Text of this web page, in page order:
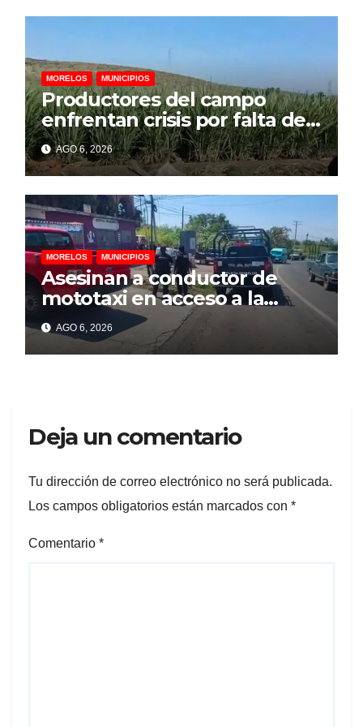
MORELOS MUNICIPIOS
Productores del campo
enfrentan crisis por falta de
financiamiento, advierte
representante cañero
AGO 6, 2026
MORELOS MUNICIPIOS
Asesinan a conductor de
mototaxi en acceso a la
colonia Cazahuates, en
Tlayacapan
AGO 6, 2026
Deja un comentario
Tu dirección de correo electrónico no será publicada.
Los campos obligatorios están marcados con *
Comentario *